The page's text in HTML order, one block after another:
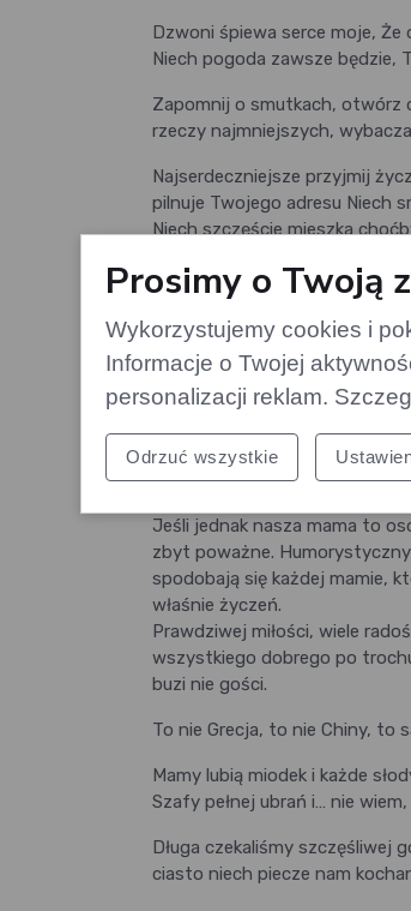
Dzwoni śpiewa serce moje, Że
Niech pogoda zawsze będzie,
Zapomnij o smutkach, otwórz
rzeczy najmniejszych,
Najserdeczniejsze przyjmij
pilnuje Twojego adresu Niech
Niech szczęście mieszka
Śnieżna zamieć wieści nosi,
Niech zabraknie w nim
wzruszenie.
W dniu Twoich imienin życzę
to mieć wiernego przyjaciela,
Żartobliwe
Jeśli jednak nasza mama to
zbyt poważne.
spodobają się każdej mamie,
właśnie życzeń.
Prawdziwej miłości, wiele
wszystkiego dobrego po
buzi nie gości.
To nie Grecja, to nie Chiny, to
Mamy lubią miodek i każde
Szafy pełnej ubrań i… nie
Długa czekaliśmy szczęśliwej
ciasto niech piecze nam
Prosimy o Twoją
Wykorzystujemy cookies i
Informacje o Twojej
personalizacji reklam.
Odrzuć wszystkie